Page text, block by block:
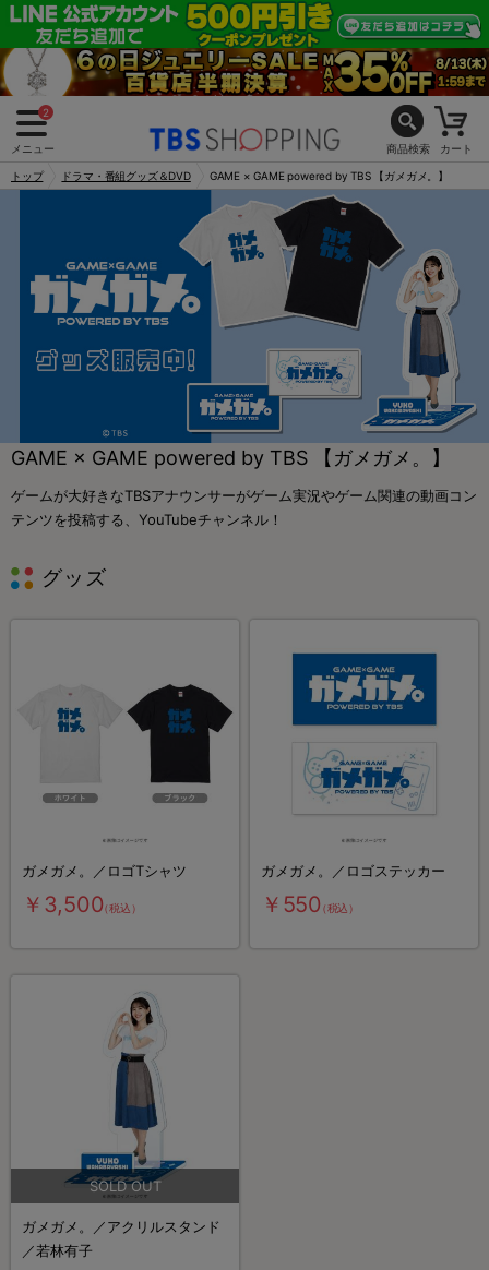
2
メニュー 商品検索 カート
トップ ドラマ・番組グッズ＆DVD GAME × GAME powered by TBS 【ガメガメ。】
GAME × GAME powered by TBS 【ガメガメ。】
ゲームが大好きなTBSアナウンサーがゲーム実況やゲーム関連の動画コン
テンツを投稿する、YouTubeチャンネル！
グッズ
ガメガメ。／ロゴTシャツ
￥3,500（税込）
ガメガメ。／ロゴステッカー
￥550（税込）
ガメガメ。／アクリルスタンド
／若林有子